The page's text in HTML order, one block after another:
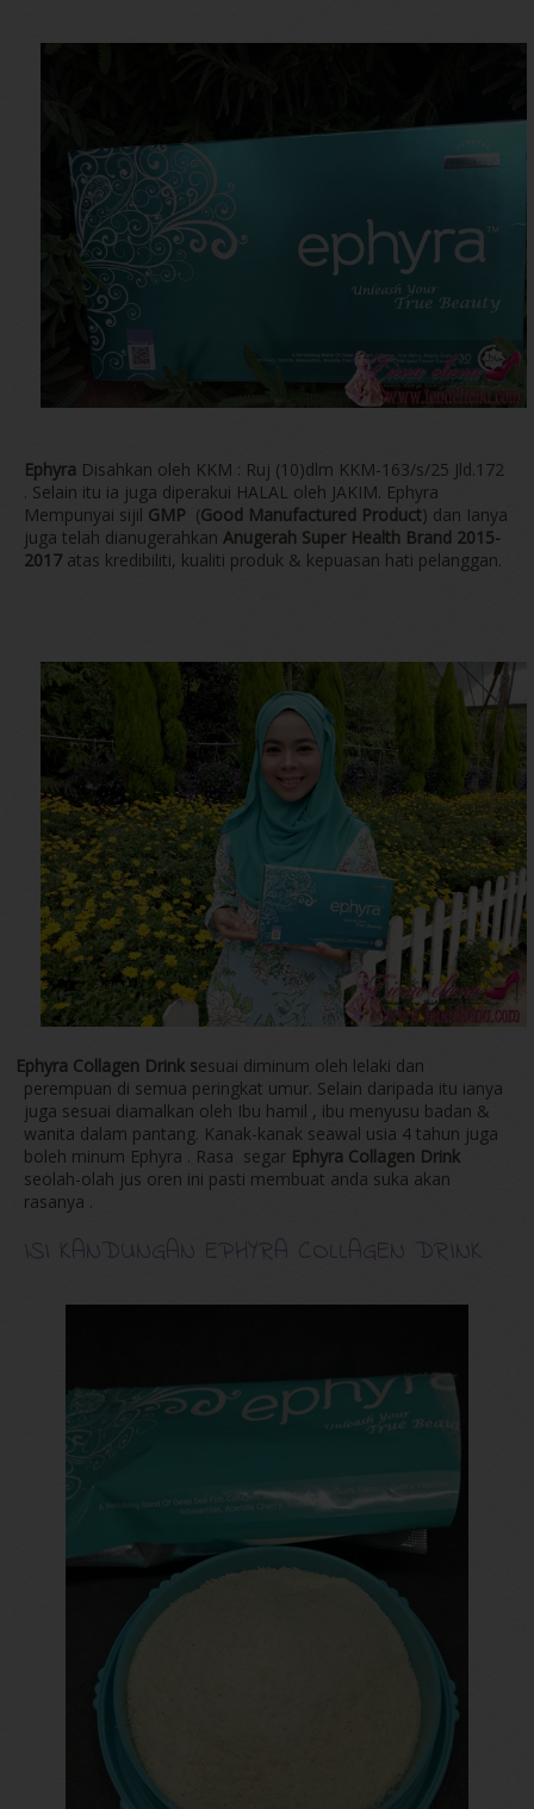
Ephyra Disahkan oleh KKM : Ruj (10)dlm KKM-163/s/25 Jld.172
. Selain itu ia juga diperakui HALAL oleh JAKIM. Ephyra
Mempunyai sijil GMP (Good Manufactured Product) dan Ianya
juga telah dianugerahkan Anugerah Super Health Brand 2015-
2017 atas kredibiliti, kualiti produk & kepuasan hati pelanggan.
Ephyra Collagen Drink sesuai diminum oleh lelaki dan
perempuan di semua peringkat umur. Selain daripada itu ianya
juga sesuai diamalkan oleh Ibu hamil , ibu menyusu badan &
wanita dalam pantang. Kanak-kanak seawal usia 4 tahun juga
boleh minum Ephyra . Rasa segar Ephyra Collagen Drink
seolah-olah jus oren ini pasti membuat anda suka akan
rasanya .
ISI KANDUNGAN EPHYRA COLLAGEN DRINK